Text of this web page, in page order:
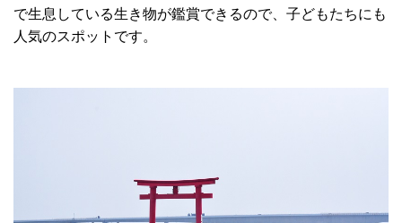
で生息している生き物が鑑賞できるので、子どもたちにも
人気のスポットです。